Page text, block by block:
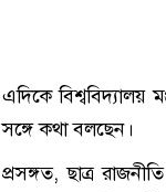
এদিকে বিশ্ববিদ্যালয়
সঙ্গে কথা বলছেন।
প্রসঙ্গত, ছাত্র